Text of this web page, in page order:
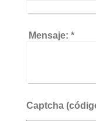
Mensaje: *